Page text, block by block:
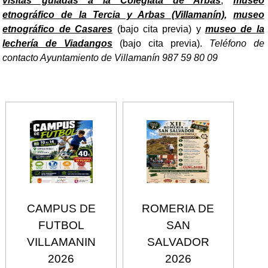
etnográfico de la Tercia y Arbas (Villamanín),
museo
etnográfico de Casares (bajo cita previa) y museo de la
lechería de Viadangos (bajo cita previa). Teléfono de
contacto Ayuntamiento de Villamanín 987 59 80 09
CAMPUS DE
FUTBOL
VILLAMANIN
2026
ROMERIA DE
SAN
SALVADOR
2026